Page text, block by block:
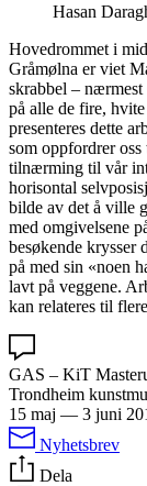
Hasan
Hovedrommet i
Gråmølna er viet
skrabbel –
på alle de fire,
presenteres dette
som oppfordrer
tilnærming til vår
horisontal
bilde av det å ville
med omgivelsene
besøkende krysser
på med sin «noen
lavt på veggene.
kan relateres til
GAS – KiT
Trondheim
15 maj — 3 juni
Nyhetsbrev
Dela